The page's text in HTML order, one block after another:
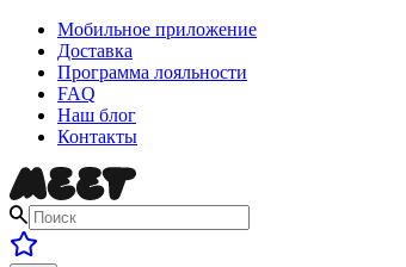
Мобильное приложение
Доставка
Программа лояльности
FAQ
Наш блог
Контакты